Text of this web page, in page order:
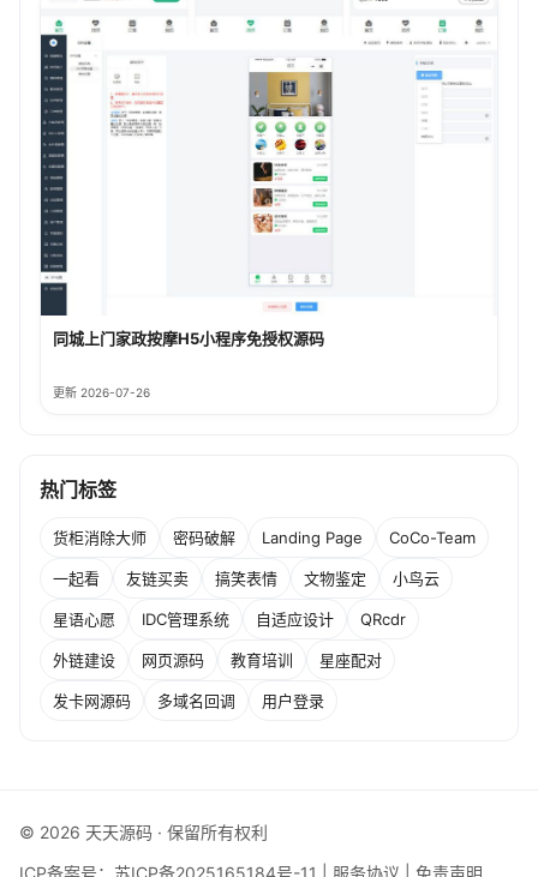
同城上门家政按摩H5小程序免授权源码
更新 2026-07-26
热门标签
货柜消除大师 密码破解 Landing Page CoCo-Team
一起看 友链买卖 搞笑表情 文物鉴定 小鸟云
星语心愿 IDC管理系统 自适应设计 QRcdr
外链建设 网页源码 教育培训 星座配对
发卡网源码 多域名回调 用户登录
© 2026 天天源码 · 保留所有权利